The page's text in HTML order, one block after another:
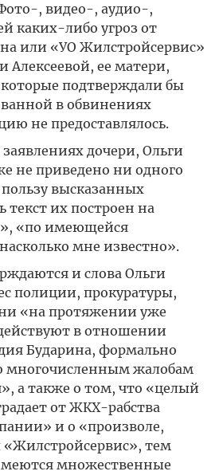
, видео-, аудио-,
каких-либо угроз от
или «УО Жилстройсервис»
Алексеевой, ее матери,
подтверждали бы
в обвинениях
не предоставлялось.
дочери, Ольги
не приведено ни одного
пользу высказанных
текст их построен на
«по имеющейся
мне известно».
и слова Ольги
полиции, прокуратуры,
«на протяжении уже
в отношении
Бударина, формально
многочисленным жалобам
а также о том, что «целый
от ЖКХ-рабства
и о «произволе,
«Жилстройсервис», тем
множественные